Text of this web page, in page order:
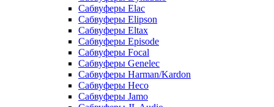
Сабвуферы Elac
Сабвуферы Elipson
Сабвуферы Eltax
Сабвуферы Episode
Сабвуферы Focal
Сабвуферы Genelec
Сабвуферы Harman/Kardon
Сабвуферы Heco
Сабвуферы Jamo